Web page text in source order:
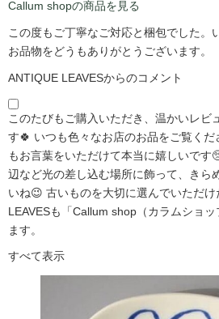
Callum shopの商品を見る
この度もご丁寧なご対応と梱包でした。
お品物をどうもありがとうございます。
ANTIQUE LEAVESからのコメント
このたびもご購入いただき、温かいレビ
す🍀 いつも色々なお店のお品をご覧く
もお言葉をいただけて本当に嬉しいです
辺など光の差し込む場所に飾って、きら
いね😉 古いものを大切に選んでいただ
LEAVESも「Callum shop（カラムショ
ます。
すべて表示